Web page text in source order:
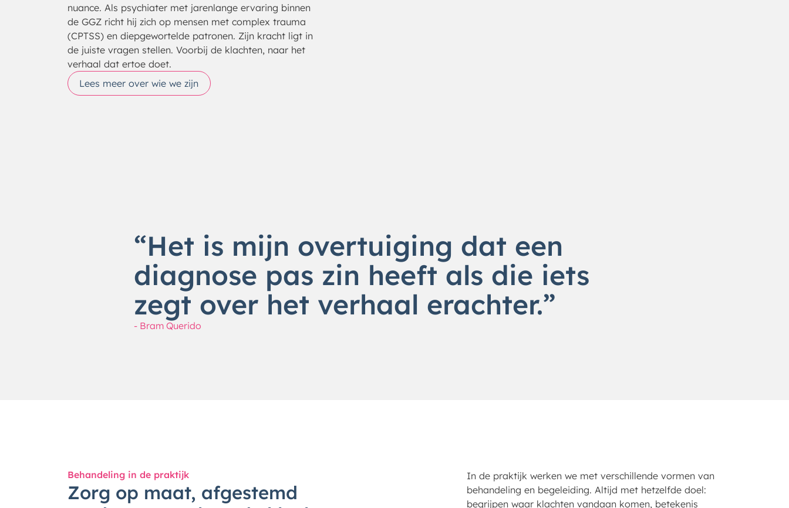
nuance. Als psychiater met jarenlange ervaring binnen
de GGZ richt hij zich op mensen met complex trauma
(CPTSS) en diepgewortelde patronen. Zijn kracht ligt in
de juiste vragen stellen. Voorbij de klachten, naar het
verhaal dat ertoe doet.
Lees meer over wie we zijn
“Het is mijn overtuiging dat een
diagnose pas zin heeft als die iets
zegt over het verhaal erachter.”
- Bram Querido
Behandeling in de praktijk
Zorg op maat, afgestemd
In de praktijk werken we met verschillende vormen van
behandeling en begeleiding. Altijd met hetzelfde doel:
begrijpen waar klachten vandaan komen, betekenis